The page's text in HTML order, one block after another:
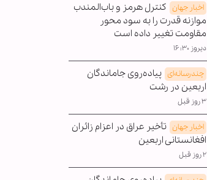
اخبار جهان کنترل هرمز و باب‌المندب
موازنه قدرت را به سود محور
مقاومت تغییر داده است
دیروز ۱۶:۳۰
چندرسانه‌ای پیاده‌روی جاماندگان
اربعین در رشت
۳ روز قبل
اخبار جهان تأخیر عراق در اعزام زائران
افغانستانی اربعین
۲ روز قبل